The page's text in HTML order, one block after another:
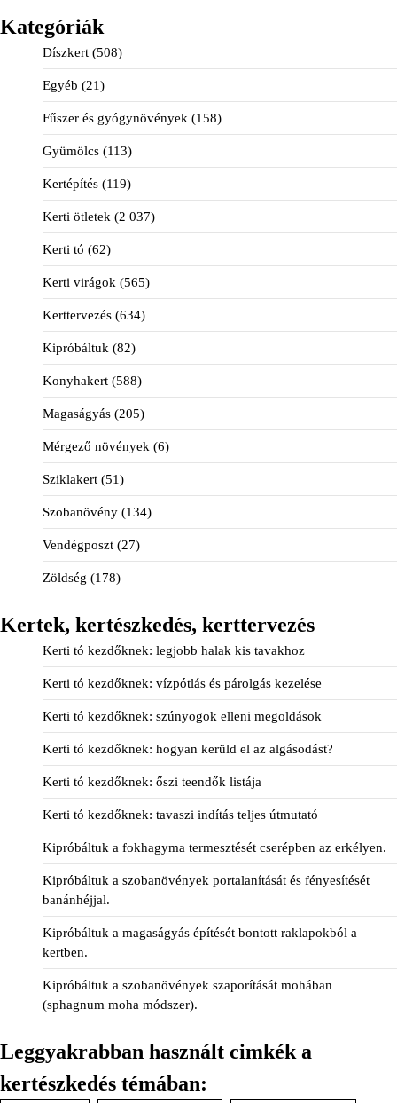
Kategóriák
Díszkert (508)
Egyéb (21)
Fűszer és gyógynövények (158)
Gyümölcs (113)
Kertépítés (119)
Kerti ötletek (2 037)
Kerti tó (62)
Kerti virágok (565)
Kerttervezés (634)
Kipróbáltuk (82)
Konyhakert (588)
Magaságyás (205)
Mérgező növények (6)
Sziklakert (51)
Szobanövény (134)
Vendégposzt (27)
Zöldség (178)
Kertek, kertészkedés, kerttervezés
Kerti tó kezdőknek: legjobb halak kis tavakhoz
Kerti tó kezdőknek: vízpótlás és párolgás kezelése
Kerti tó kezdőknek: szúnyogok elleni megoldások
Kerti tó kezdőknek: hogyan kerüld el az algásodást?
Kerti tó kezdőknek: őszi teendők listája
Kerti tó kezdőknek: tavaszi indítás teljes útmutató
Kipróbáltuk a fokhagyma termesztését cserépben az erkélyen.
Kipróbáltuk a szobanövények portalanítását és fényesítését
banánhéjjal.
Kipróbáltuk a magaságyás építését bontott raklapokból a
kertben.
Kipróbáltuk a szobanövények szaporítását mohában
(sphagnum moha módszer).
Leggyakrabban használt cimkék a
kertészkedés témában: